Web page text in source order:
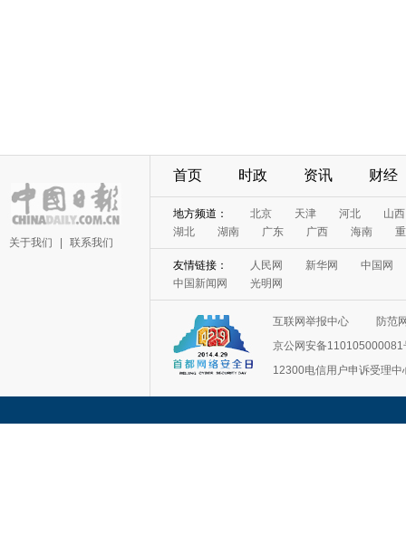
关于我们 联系我们
首页 时政 资讯 财经
地方频道： 北京 天津 河北
山西
湖北
湖南 广东 广西 海南
友情链接： 人民网 新华网
中国网
中国新闻网
光明网
互联网举报中心
防范
京公网安备110105000081
12300电信用户申诉受理中